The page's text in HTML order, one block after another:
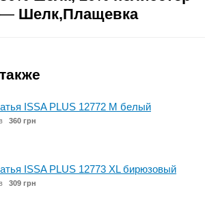
— Шелк,Плащевка
ISSA PLUS 12772 M белый
360 грн
ISSA PLUS 12773 XL бирюзовый
309 грн